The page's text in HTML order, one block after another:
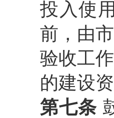
投入使
前，由
验收工
的建设
第七条